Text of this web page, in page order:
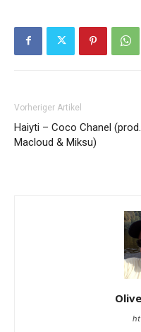
Vorheriger Artikel
Haiyti – Coco Chanel (prod.
Macloud & Miksu)